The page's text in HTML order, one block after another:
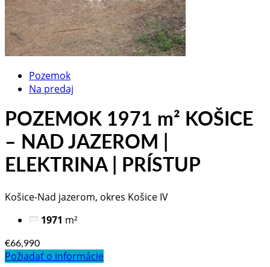
Pozemok
Na predaj
POZEMOK 1971 m² KOŠICE
– NAD JAZEROM |
ELEKTRINA | PRÍSTUP
Košice-Nad jazerom, okres Košice IV
1971 m²
€66,990
Požiadať o informácie